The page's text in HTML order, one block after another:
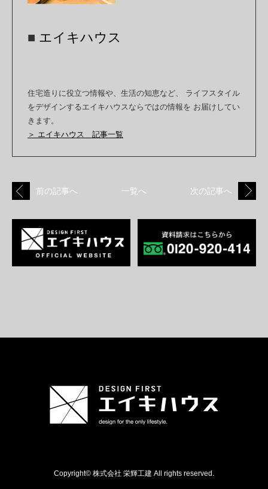
■ エイキハウス
住宅造りに役立つ情報や、生活の知恵など、 ライフスタイル
をデザインするエイキハウスならではの情報を お届けしてい
きます。
＞ エイキハウス 記事一覧
前の記事へ 一覧へ 次の記事へ
Copyright© 株式会社 栄輝工建 All rights reserved.